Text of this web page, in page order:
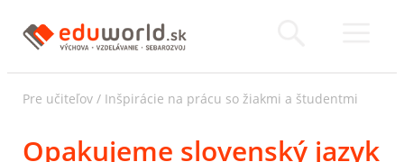
Pre učiteľov / Inšpirácie na prácu so žiakmi a študentmi
Opakujeme slovenský jazyk